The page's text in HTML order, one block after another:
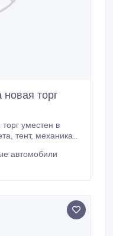
новая торг
уместен в
отличном состоянии белого цвета, тент, механика..
автомобили